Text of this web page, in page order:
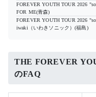
FOREVER YOUTH TOUR 2026
FOR ME(青森)
FOREVER YOUTH TOUR 2026
iwaki（いわきソニック）(福島)
THE FOREVER
のFAQ